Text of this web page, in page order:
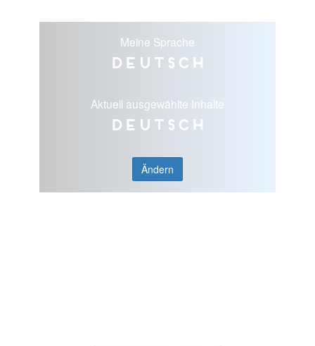
Meine Sprache
Deutsch
Aktuell ausgewählte Inhalte
Deutsch
Ändern